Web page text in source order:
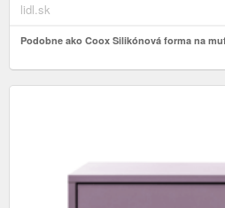
lidl.sk
Podobne ako Coox Silikónová forma na